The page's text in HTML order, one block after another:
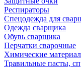
Респираторы
Спецодежда для
Одежда сварщика
Обувь сварщика
Перчатки сварочные
Химические
Травильные пасты,